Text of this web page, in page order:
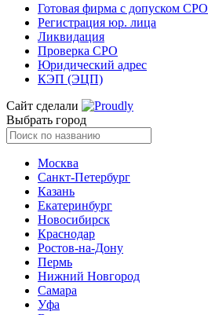
Готовая фирма с допуском СРО
Регистрация юр. лица
Ликвидация
Проверка СРО
Юридический адрес
КЭП (ЭЦП)
Сайт сделали
Выбрать город
Москва
Санкт-Петербург
Казань
Екатеринбург
Новосибирск
Краснодар
Ростов-на-Дону
Пермь
Нижний Новгород
Самара
Уфа